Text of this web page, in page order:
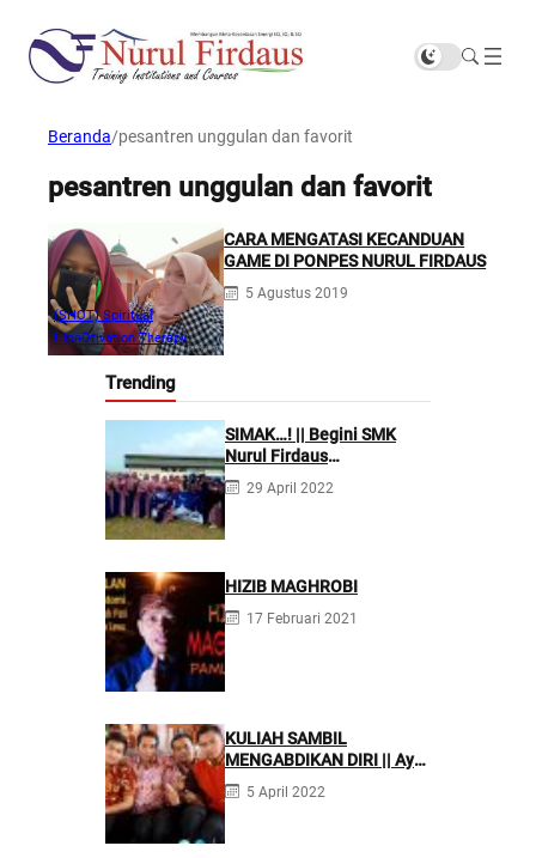
Beranda/pesantren unggulan dan favorit
pesantren unggulan dan favorit
(SHOT) Spiritual
HipnOtivation Therapy
CARA MENGATASI KECANDUAN
GAME DI PONPES NURUL FIRDAUS
5 Agustus 2019
Trending
SIMAK…! || Begini SMK
Nurul Firdaus
Mengarahkan Siswanya
agar Menjadi Asisten
29 April 2022
HIZIB MAGHROBI
17 Februari 2021
KULIAH SAMBIL
MENGABDIKAN DIRI || Ayo
Mondok di Pesantren
Nurul Firdaus
5 April 2022